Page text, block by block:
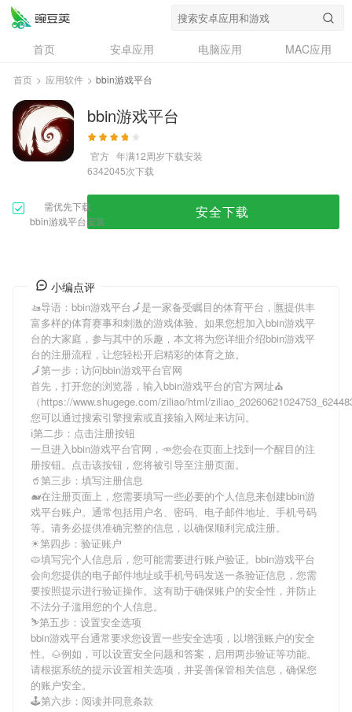
首页 安卓应用 电脑应用
MAC应用
资讯
专题
问答
首页 > 应用软件 > bbin游戏平台
bbin游戏平台
官方 年满12周岁下载安装
6342045次下载
需优先下载
bbin游戏平台安装
安全下载
小编点评
🚤导语： bbin游戏平台🗾是一家备受瞩目的体育平台，🈚提供丰
富多样的体育赛事和刺激的游戏体验。如果您想加入bbin游戏平
台的大家庭，参与其中的乐趣，本文将为您详细介绍bbin游戏平
台的注册流程，让您轻松开启精彩的体育之旅。
🗾第一步：访问bbin游戏平台官网
首先，打开您的浏览器，输入bbin游戏平台的官方网址⛪
（https://www.shugege.com/ziliao/html/
您可以通过搜索引擎搜索或直接输入网址来访问。
ℹ第二步：点击注册按钮
一旦进入bbin游戏平台官网，🥕您会在页面上找到一个醒目的注
册按钮。点击该按钮，您将被引导至注册页面。
🥤第三步：填写注册信息
🐋在注册页面上，您需要填写一些必要的个人信息来创建bbin游
戏平台账户。通常包括用户名、密码、电子邮件地址、手机号码
等。请务必提供准确完整的信息，以确保顺利完成注册。
☀第四步：验证账户
🥧填写完个人信息后，您可能需要进行账户验证。 bbin游戏平台
会向您提供的电子邮件地址或手机号码发送一条验证信息，您需
要按照提示进行验证操作。这有助于确保账户的安全性，并防止
不法分子滥用您的个人信息。
⛷第五步：设置安全选项
bbin游戏平台通常要求您设置一些安全选项，以增强账户的安全
性。🌰例如，可以设置安全问题和答案，启用两步验证等功能。
请根据系统的提示设置相关选项，并妥善保管相关信息，确保您
的账户安全。
🕹第六步：阅读并同意条款